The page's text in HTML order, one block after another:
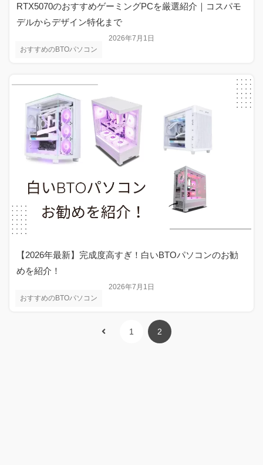
おすすめのBTOパソコン
2026年7月1日
RTX5070のおすすめゲーミングPCを厳選紹介｜コスパモ
デルからデザイン特化まで
おすすめのBTOパソコン
2026年7月1日
【2026年最新】完成度高すぎ！白いBTOパソコンのお勧
めを紹介！
1 2